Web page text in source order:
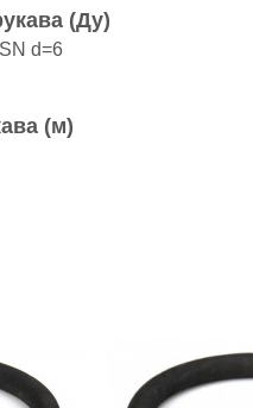
(Ду)
d=6
(м)